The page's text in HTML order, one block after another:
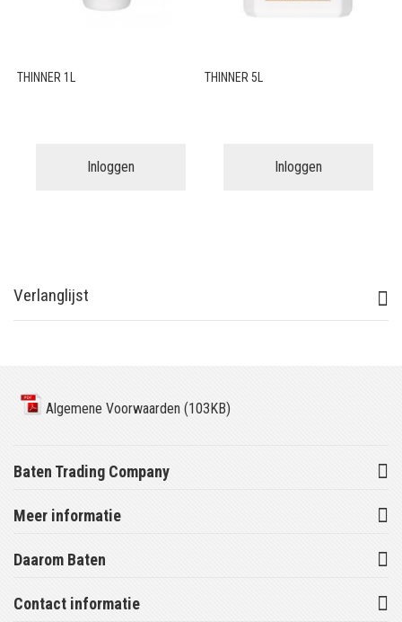
THINNER 1L
Inloggen
THINNER 5L
Inloggen
Verlanglijst
Algemene Voorwaarden (103KB)
Baten Trading Company
Meer informatie
Daarom Baten
Contact informatie